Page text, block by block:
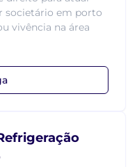
societário em porto
vivência na área